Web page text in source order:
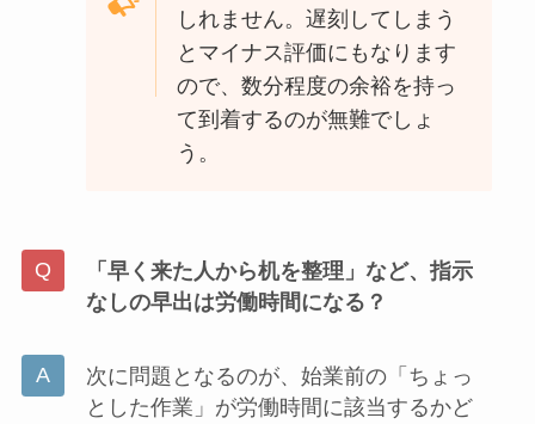
しれません。遅刻してしまう
とマイナス評価にもなります
ので、数分程度の余裕を持っ
て到着するのが無難でしょ
う。
「早く来た人から机を整理」など、指示
なしの早出は労働時間になる？
次に問題となるのが、始業前の「ちょっ
とした作業」が労働時間に該当するかど